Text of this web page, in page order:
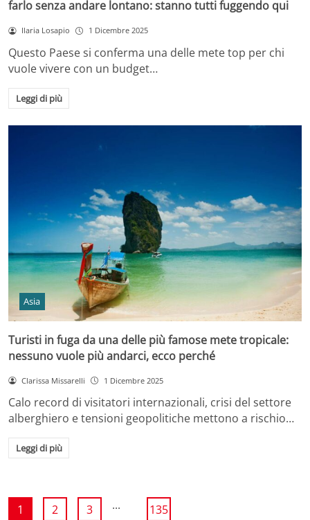
farlo senza andare lontano: stanno tutti fuggendo qui
Ilaria Losapio 1 Dicembre 2025
Questo Paese si conferma una delle mete top per chi
vuole vivere con un budget…
Leggi di più
Asia
Turisti in fuga da una delle più famose mete tropicale:
nessuno vuole più andarci, ecco perché
Clarissa Missarelli 1 Dicembre 2025
Calo record di visitatori internazionali, crisi del settore
alberghiero e tensioni geopolitiche mettono a rischio…
Leggi di più
1 2 3 ... 135